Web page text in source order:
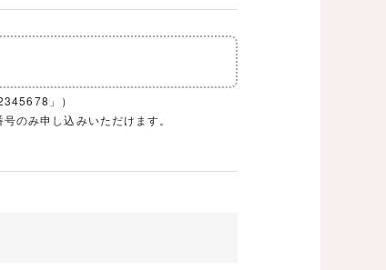
」）
のみ申し込みいただけます。